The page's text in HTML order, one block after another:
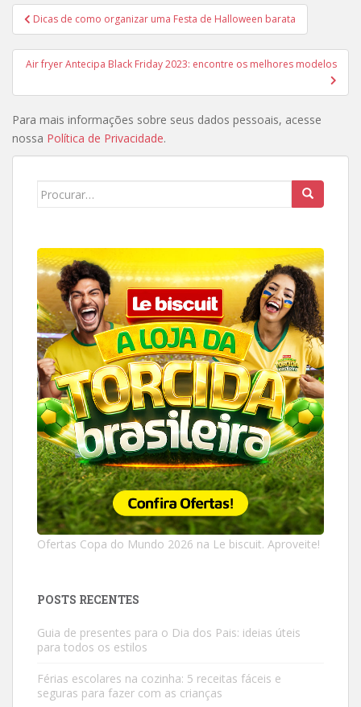
Navegação
de
Post
Dicas de como organizar uma Festa de Halloween barata
Air fryer Antecipa Black Friday 2023: encontre os melhores modelos
Para mais informações sobre seus dados pessoais, acesse
nossa Política de Privacidade.
Search
Ofertas Copa do Mundo 2026 na Le biscuit. Aproveite!
POSTS RECENTES
Guia de presentes para o Dia dos Pais: ideias úteis
para todos os estilos
Férias escolares na cozinha: 5 receitas fáceis e
seguras para fazer com as crianças